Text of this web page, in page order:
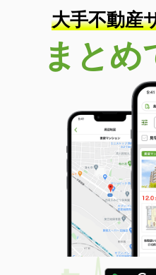
大手不動産
まとめ